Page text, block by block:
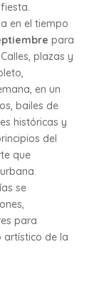
en el tiempo
para
Calles, plazas y
en un
bailes de
históricas y
del
que
se
para
artístico de la